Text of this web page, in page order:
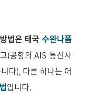
법은 태국 수완나폼
(공항의 AIS 통신사
다), 다른 하나는 어
입니다.